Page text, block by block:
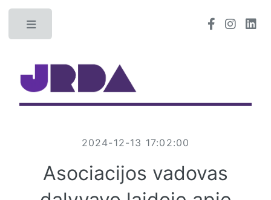
2024-12-13 17:02:00
Asociacijos vadovas